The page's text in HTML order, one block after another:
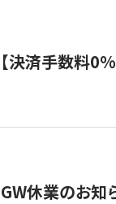
【決済手数料
GW休業のお知